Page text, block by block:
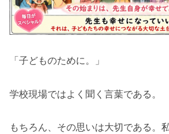
「子どものために。」
学校現場ではよく聞く言葉である。
もちろん、その思いは大切である。